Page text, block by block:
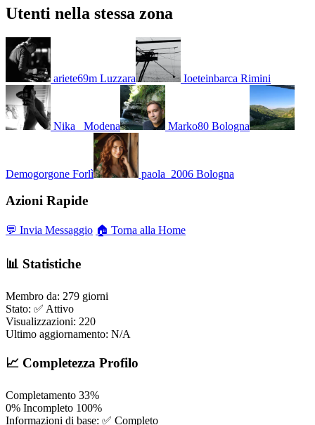
Utenti nella stessa zona
ariete69m Luzzara Ioeteinbarca Rimini
Nika_ Modena Marko80 Bologna
Demogorgone Forlì paola_2006 Bologna
Azioni Rapide
💬 Invia Messaggio 🏠 Torna alla Home
📊 Statistiche
Membro da: 279 giorni
Stato: ✅ Attivo
Visualizzazioni: 220
Ultimo aggiornamento: N/A
📈 Completezza Profilo
Completamento 33%
0% Incompleto 100%
Informazioni di base: ✅ Completo